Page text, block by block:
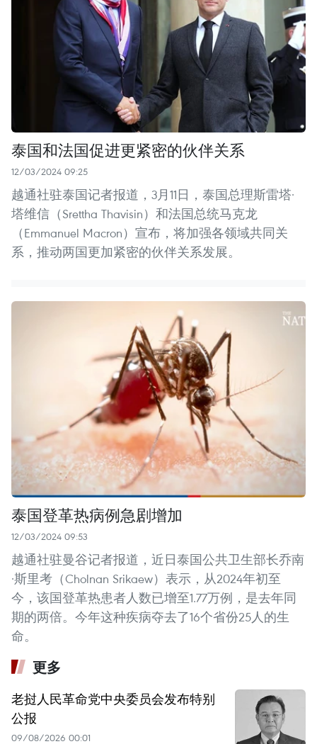
泰国和法国促进更紧密的伙伴关系
12/03/2024 09:25
越通社驻泰国记者报道，3月11日，泰国总理斯雷塔·
塔维信（Srettha Thavisin）和法国总统马克龙
（Emmanuel Macron）宣布，将加强各领域共同关
系，推动两国更加紧密的伙伴关系发展。
泰国登革热病例急剧增加
12/03/2024 09:53
越通社驻曼谷记者报道，近日泰国公共卫生部长乔南
·斯里考（Cholnan Srikaew）表示，从2024年初至
今，该国登革热患者人数已增至1.77万例，是去年同
期的两倍。今年这种疾病夺去了16个省份25人的生
命。
更多
老挝人民革命党中央委员会发布特别
公报
09/08/2026 00:01